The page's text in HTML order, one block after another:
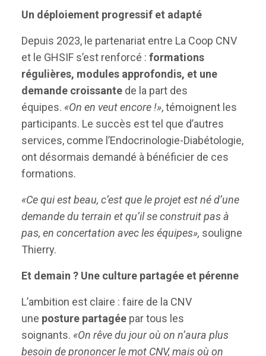
Un déploiement progressif et adapté
Depuis 2023, le partenariat entre La Coop CNV
et le GHSIF s’est renforcé : formations
régulières, modules approfondis, et une
demande croissante de la part des
équipes. «On en veut encore !», témoignent les
participants. Le succès est tel que d’autres
services, comme l’Endocrinologie-Diabétologie,
ont désormais demandé à bénéficier de ces
formations.
«Ce qui est beau, c’est que le projet est né d’une
demande du terrain et qu’il se construit pas à
pas, en concertation avec les équipes», souligne
Thierry.
Et demain ? Une culture partagée et pérenne
L’ambition est claire : faire de la CNV
une posture partagée par tous les
soignants. «On rêve du jour où on n’aura plus
besoin de prononcer le mot CNV, mais où on